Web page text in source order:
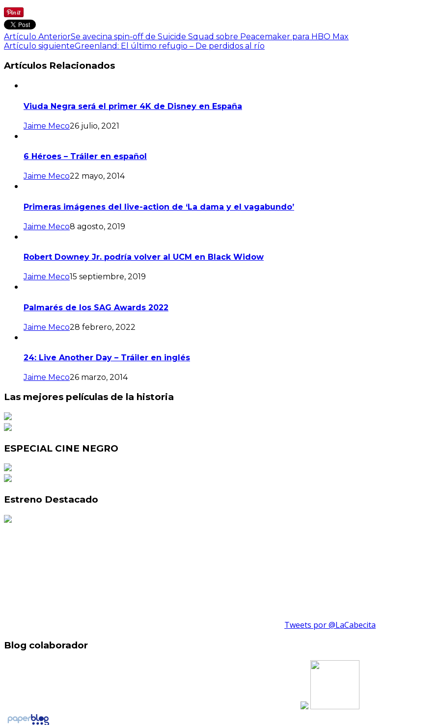
Artículo AnteriorSe avecina spin-off de Suicide Squad sobre Peacemaker para HBO Max
Artículo siguienteGreenland: El último refugio – De perdidos al río
Artículos Relacionados
Viuda Negra será el primer 4K de Disney en España
Jaime Meco26 julio, 2021
6 Héroes – Tráiler en español
Jaime Meco22 mayo, 2014
Primeras imágenes del live-action de ‘La dama y el vagabundo’
Jaime Meco8 agosto, 2019
Robert Downey Jr. podría volver al UCM en Black Widow
Jaime Meco15 septiembre, 2019
Palmarés de los SAG Awards 2022
Jaime Meco28 febrero, 2022
24: Live Another Day – Tráiler en inglés
Jaime Meco26 marzo, 2014
Las mejores películas de la historia
ESPECIAL CINE NEGRO
Estreno Destacado
Tweets por @LaCabecita
Blog colaborador